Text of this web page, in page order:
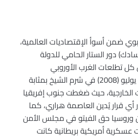
ضمن أسوأ الإقتصاديات العالمية،
دور الستار الحامي للدولة
كل تطلعات الغرب الأوروبي
والأمريكي، وكانت قمة يوليو (2008) في شرم الشيخ بمثابة
حيث ضغطت جنوب إفريقيا
قرار يُدين العاصمة هراري، كما
حق الفيتو في مجلس الأمن
عسكرية أمريكية بريطانية كانت